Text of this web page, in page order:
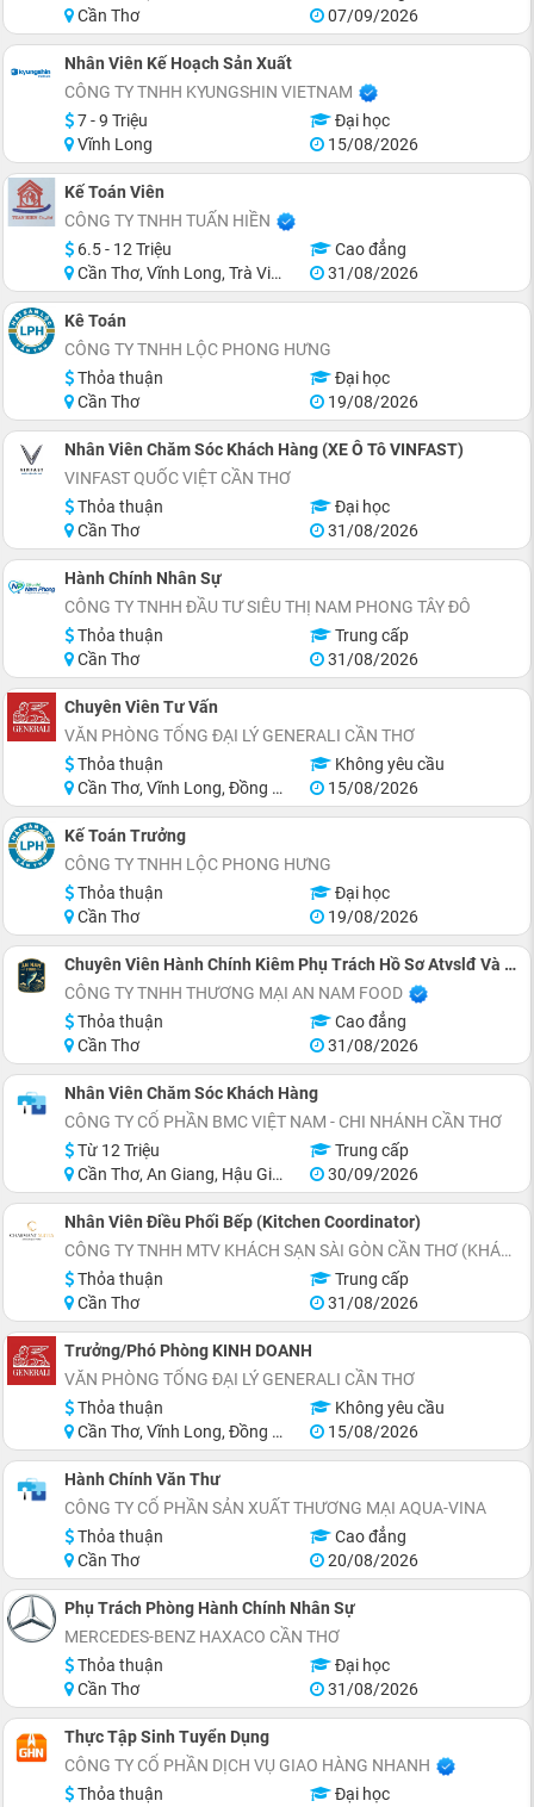
Cần Thơ
07/09/2026
Nhân Viên Kế Hoạch Sản Xuất
CÔNG TY TNHH KYUNGSHIN VIETNAM
7 - 9 Triệu
Đại học
Vĩnh Long
15/08/2026
Kế Toán Viên
CÔNG TY TNHH TUẤN HIỀN
6.5 - 12 Triệu
Cao đẳng
Cần Thơ, Vĩnh Long, Trà Vinh
31/08/2026
Kê Toán
CÔNG TY TNHH LỘC PHONG HƯNG
Thỏa thuận
Đại học
Cần Thơ
19/08/2026
Nhân Viên Chăm Sóc Khách Hàng (XE Ô Tô VINFAST)
VINFAST QUỐC VIỆT CẦN THƠ
Thỏa thuận
Đại học
Cần Thơ
31/08/2026
Hành Chính Nhân Sự
CÔNG TY TNHH ĐẦU TƯ SIÊU THỊ NAM PHONG TÂY ĐÔ
Thỏa thuận
Trung cấp
Cần Thơ
31/08/2026
Chuyên Viên Tư Vấn
VĂN PHÒNG TỔNG ĐẠI LÝ GENERALI CẦN THƠ
Thỏa thuận
Không yêu cầu
Cần Thơ, Vĩnh Long, Đồng Tháp, Hậu Giang, Sóc Trăng, Trà Vinh
15/08/2026
Kế Toán Trưởng
CÔNG TY TNHH LỘC PHONG HƯNG
Thỏa thuận
Đại học
Cần Thơ
19/08/2026
Chuyên Viên Hành Chính Kiêm Phụ Trách Hồ Sơ Atvslđ Và PCCC
CÔNG TY TNHH THƯƠNG MẠI AN NAM FOOD
Thỏa thuận
Cao đẳng
Cần Thơ
31/08/2026
Nhân Viên Chăm Sóc Khách Hàng
CÔNG TY CỔ PHẦN BMC VIỆT NAM - CHI NHÁNH CẦN THƠ
Từ 12 Triệu
Trung cấp
Cần Thơ, An Giang, Hậu Giang, Sóc Trăng
30/09/2026
Nhân Viên Điều Phối Bếp (Kitchen Coordinator)
CÔNG TY TNHH MTV KHÁCH SẠN SÀI GÒN CẦN THƠ (KHÁCH SẠN CHARMANT SUITES)
Thỏa thuận
Trung cấp
Cần Thơ
31/08/2026
Trưởng/Phó Phòng KINH DOANH
VĂN PHÒNG TỔNG ĐẠI LÝ GENERALI CẦN THƠ
Thỏa thuận
Không yêu cầu
Cần Thơ, Vĩnh Long, Đồng Tháp, Hậu Giang, Sóc Trăng, Trà Vinh
15/08/2026
Hành Chính Văn Thư
CÔNG TY CỔ PHẦN SẢN XUẤT THƯƠNG MẠI AQUA-VINA
Thỏa thuận
Cao đẳng
Cần Thơ
20/08/2026
Phụ Trách Phòng Hành Chính Nhân Sự
MERCEDES-BENZ HAXACO CẦN THƠ
Thỏa thuận
Đại học
Cần Thơ
31/08/2026
Thực Tập Sinh Tuyển Dụng
CÔNG TY CỔ PHẦN DỊCH VỤ GIAO HÀNG NHANH
Thỏa thuận
Đại học